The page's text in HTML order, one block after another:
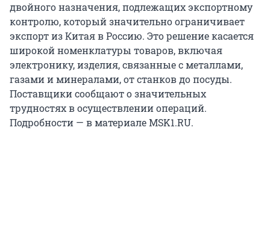
двойного назначения, подлежащих экспортному
контролю, который значительно ограничивает
экспорт из Китая в Россию. Это решение касается
широкой номенклатуры товаров, включая
электронику, изделия, связанные с металлами,
газами и минералами, от станков до посуды.
Поставщики сообщают о значительных
трудностях в осуществлении операций.
Подробности — в материале MSK1.RU.